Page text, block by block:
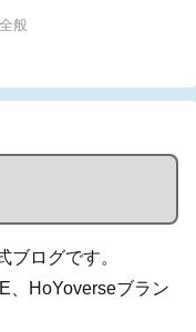
般
ログです。
、HoYoverseブラン